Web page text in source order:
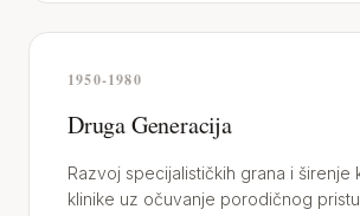
1950-1980
Druga Generacija
Razvoj specijalističkih grana i širenje
klinike uz očuvanje porodičnog